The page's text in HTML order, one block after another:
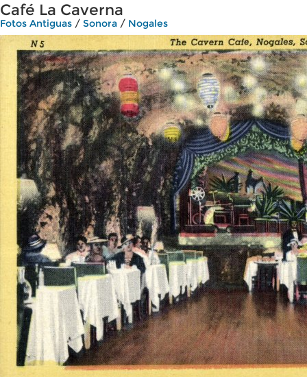
Café La Caverna
Fotos Antiguas / Sonora / Nogales